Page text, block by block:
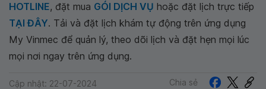
HOTLINE, đặt mua GÓI DỊCH VỤ hoặc đặt lịch trực tiếp
TẠI ĐÂY. Tải và đặt lịch khám tự động trên ứng dụng
My Vinmec để quản lý, theo dõi lịch và đặt hẹn mọi lúc
mọi nơi ngay trên ứng dụng.
Cập nhật: 22-07-2024 Chia sẻ